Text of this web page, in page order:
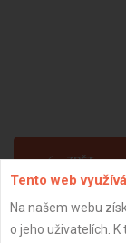
ZPĚT
Tento web
Na našem webu
o jeho uživatelích.